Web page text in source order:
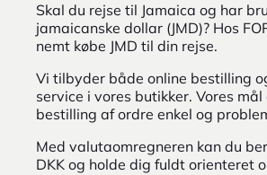
Skal du rejse til Jamaica og har
jamaicanske dollar (JMD)? Hos
nemt købe JMD til din rejse.
Vi tilbyder både online bestilling
service i vores butikker. Vores
bestilling af ordre enkel og
Med valutaomregneren kan du
DKK og holde dig fuldt orienteret